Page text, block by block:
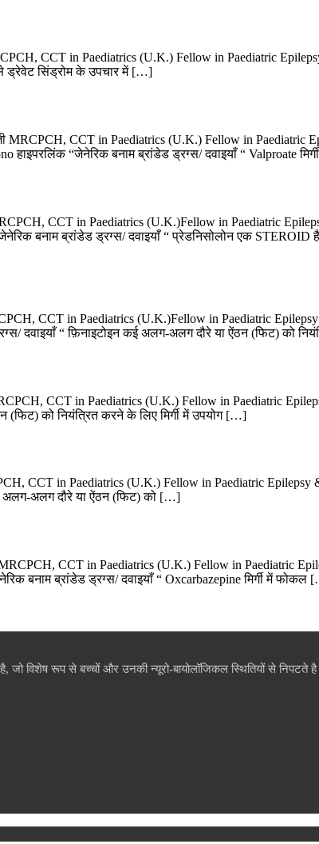
CCT in Paediatrics (U.K.) Fellow in Paediatric
ड्रेवेट सिंड्रोम के उपचार में […]
MRCPCH, CCT in Paediatrics (U.K.) Fellow in
“जेनेरिक बनाम ब्रांडेड ड्रग्स/ दवाइयाँ “ Valproate
CCT in Paediatrics (U.K.)Fellow in Paediatric
बनाम ब्रांडेड ड्रग्स/ दवाइयाँ “ प्रेडनिसोलोन एक
CCT in Paediatrics (U.K.)Fellow in Paediatric
दवाइयाँ “ फ़िनाइटोइन कई अलग-अलग दौरे या ऐंठन (फिट) को
CCT in Paediatrics (U.K.) Fellow in Paediatric
(फिट) को नियंत्रित करने के लिए मिर्गी में उपयोग […]
CCT in Paediatrics (U.K.) Fellow in Paediatric
अलग-अलग दौरे या ऐंठन (फिट) को […]
CCT in Paediatrics (U.K.) Fellow in Paediatric
बनाम ब्रांडेड ड्रग्स/ दवाइयाँ “ Oxcarbazepine मिर्गी में फोकल
जो विशेष रूप से बच्चों और उनकी न्यूरो-बायोलॉजिकल स्थितियों से निपटते